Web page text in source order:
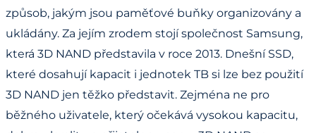
způsob, jakým jsou paměťové buňky organizovány a
ukládány. Za jejím zrodem stojí společnost Samsung,
která 3D NAND představila v roce 2013. Dnešní SSD,
které dosahují kapacit i jednotek TB si lze bez použití
3D NAND jen těžko představit. Zejména ne pro
běžného uživatele, který očekává vysokou kapacitu,